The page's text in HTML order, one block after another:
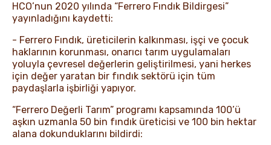
HCO’nun 2020 yılında “Ferrero Fındık Bildirgesi”
yayınladığını kaydetti:
- Ferrero Fındık, üreticilerin kalkınması, işçi ve çocuk
haklarının korunması, onarıcı tarım uygulamaları
yoluyla çevresel değerlerin geliştirilmesi, yani herkes
için değer yaratan bir fındık sektörü için tüm
paydaşlarla işbirliği yapıyor.
“Ferrero Değerli Tarım” programı kapsamında 100’ü
aşkın uzmanla 50 bin fındık üreticisi ve 100 bin hektar
alana dokunduklarını bildirdi: